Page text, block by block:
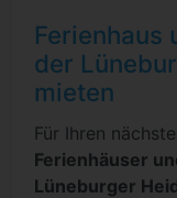
Ferienhaus
der
mieten
Für Ihren
Ferienhäuser
Lüneburger